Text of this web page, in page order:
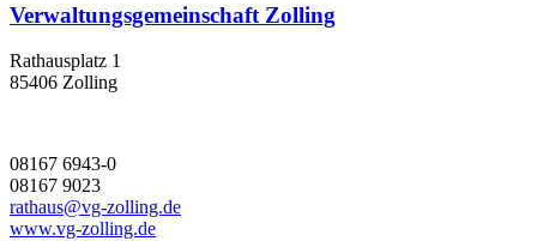
Verwaltungsgemeinschaft Zolling
Rathausplatz 1
85406 Zolling
08167 6943-0
08167 9023
rathaus@vg-zolling.de
www.vg-zolling.de